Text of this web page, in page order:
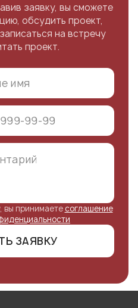
заявку, вы сможете
обсудить проект,
на встречу
проект.
вы принимаете соглашение
ЗАЯВКУ